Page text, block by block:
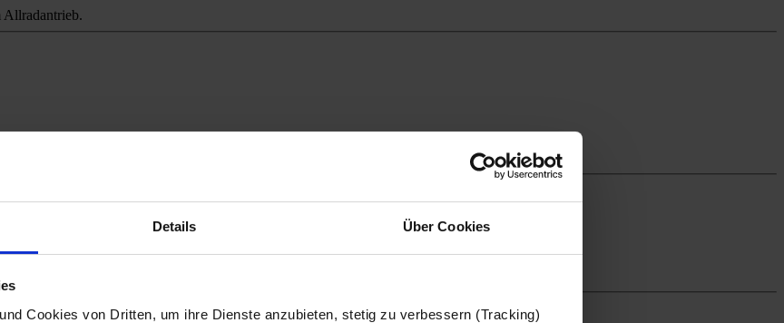
Details Über Cookies
Cookies von Dritten, um ihre Dienste anzubieten, stetig zu verbessern (Tracking)
Allradantrieb.